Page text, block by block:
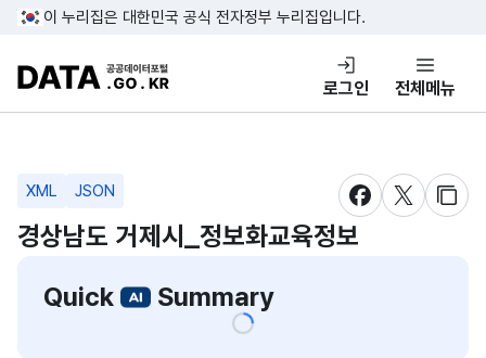
콘텐츠 바로가기
푸터 바로가기
이 누리집은 대한민국 공식 전자정부 누리집입니다.
DATA.GO.KR 공공데이터포털
로그인 전체메뉴
XML JSON
새창 열림새창 열림
새창
경상남도 거제시_정보화교육정보
Quick
Summary